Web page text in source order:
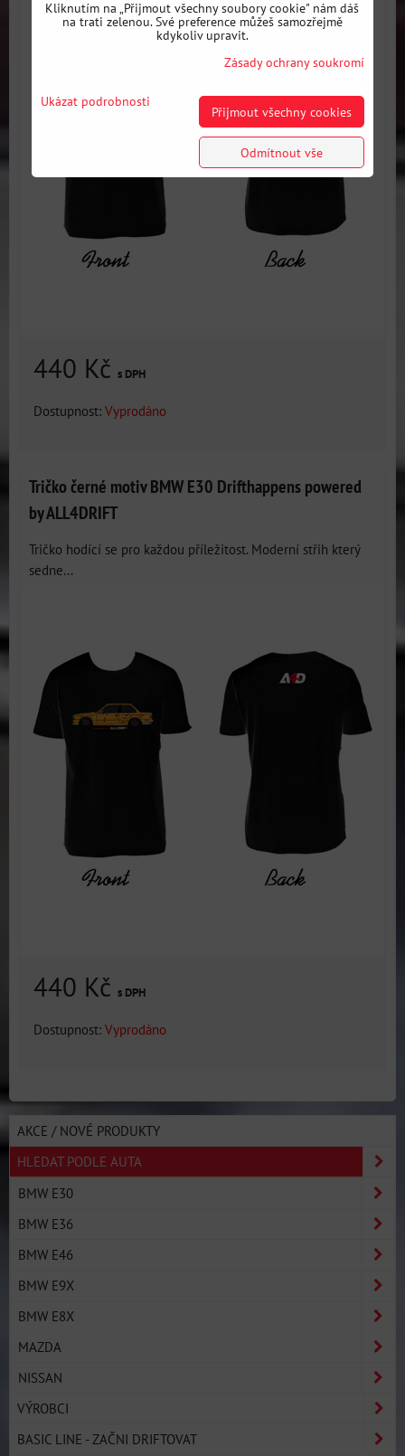
440 Kč s DPH
Dostupnost: Vyprodáno
Tričko černé motiv BMW E30 Drifthappens powered
by ALL4DRIFT
Tričko hodící se pro každou příležitost. Moderní střih který
sedne...
440 Kč s DPH
Dostupnost: Vyprodáno
AKCE / NOVÉ PRODUKTY
HLEDAT PODLE AUTA
BMW E30
BMW E36
BMW E46
BMW E9X
BMW E8X
MAZDA
NISSAN
VÝROBCI
BASIC LINE - ZAČNI DRIFTOVAT
Kliknutím na „Přijmout všechny soubory cookie" nám dáš
na trati zelenou. Své preference můžeš samozřejmě
kdykoliv upravit.
Zásady ochrany soukromí
Ukázat podrobnosti
Přijmout všechny cookies
Odmítnout vše